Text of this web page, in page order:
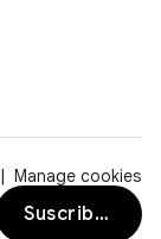
Manage cookies
Suscribirse